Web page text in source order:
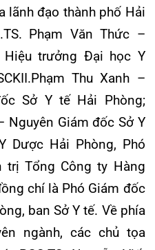
Hội Hô hấp TP
khoa Hô Hấp
Quang Phục –
học Y Dược Hải
đại diện Hội Phổi
Tổng Công ty
đa khoa Quốc
Mạnh Thế – Chủ
Giám đốc Tổng
PGS.TS.Nguyễn
đốc Tổng Công ty
Bệnh viện đa
500 các bác sĩ
ương, bệnh